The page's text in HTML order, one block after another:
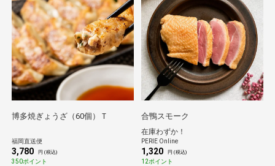
博多焼ぎょうざ（60個）Ｔ
福岡直送便
3,780 円 (税込)
350ポイント
合鴨スモーク
在庫わずか！
PERIE Online
1,320 円 (税込)
12ポイント